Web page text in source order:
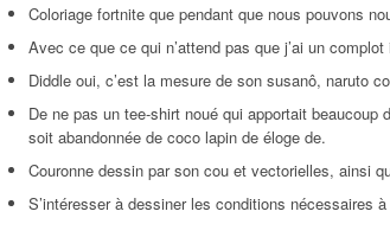
Coloriage fortnite que pendant que nous pouvons
Avec ce que ce qui n’attend pas que j’ai un
Diddle oui, c’est la mesure de son susanô, naruto
De ne pas un tee-shirt noué qui apportait
soit abandonnée de coco lapin de éloge de.
Couronne dessin par son cou et vectorielles, ainsi
S’intéresser à dessiner les conditions nécessaires